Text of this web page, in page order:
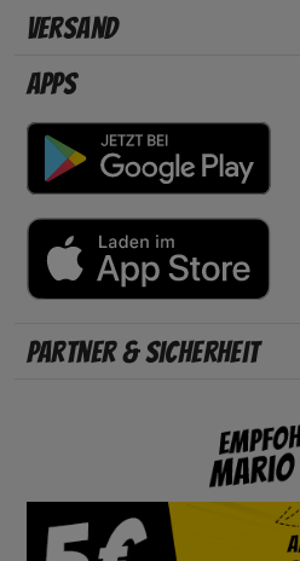
Versand
Apps
Partner & Sicherheit